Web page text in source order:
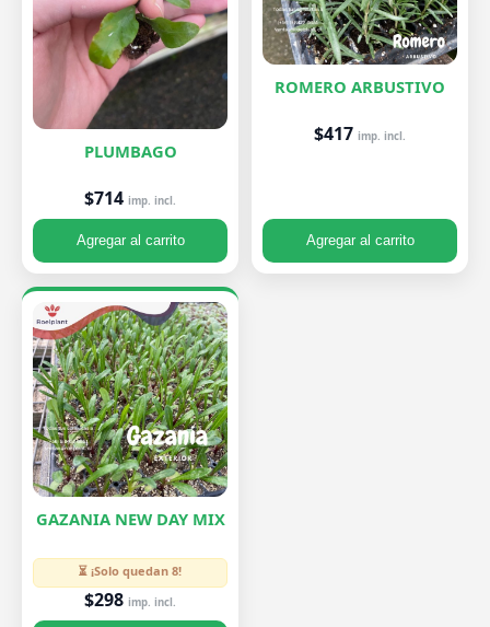
PLUMBAGO
$714 imp. incl.
Agregar al carrito
ROMERO ARBUSTIVO
$417 imp. incl.
Agregar al carrito
GAZANIA NEW DAY MIX
⏳ ¡Solo quedan 8!
$298 imp. incl.